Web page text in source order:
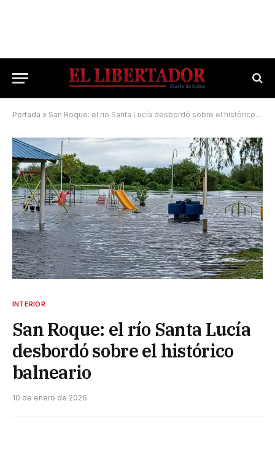
Portada » San Roque: el río Santa Lucía desbordó sobre el histórico balneario
INTERIOR
San Roque: el río Santa Lucía
desbordó sobre el histórico
balneario
10 de enero de 2026